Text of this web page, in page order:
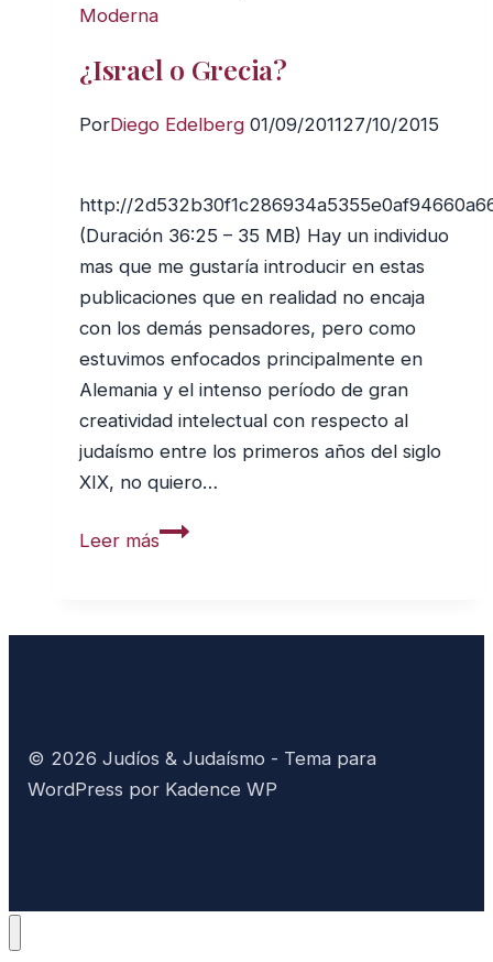
Moderna
¿Israel o Grecia?
PorDiego Edelberg 01/09/201127/10/2015
http://
(Duración 36:25 – 35 MB) Hay un individuo
mas que me gustaría introducir en estas
publicaciones que en realidad no encaja
con los demás pensadores, pero como
estuvimos enfocados principalmente en
Alemania y el intenso período de gran
creatividad intelectual con respecto al
judaísmo entre los primeros años del siglo
XIX, no quiero…
Leer más¿Israel
© 2026 Judíos & Judaísmo - Tema para
WordPress por Kadence WP